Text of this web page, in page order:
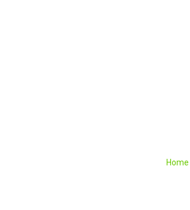
Home